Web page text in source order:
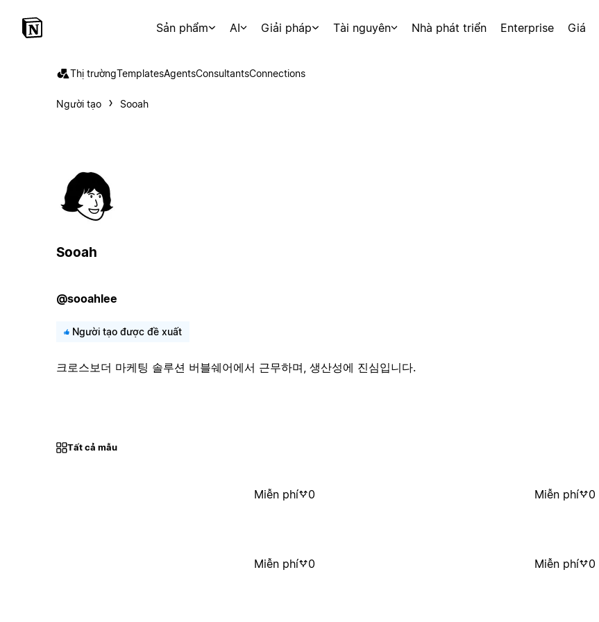
Sản phẩm AI Giải pháp Tài nguyên Nhà phát triển Enterprise Giá
Thị trườngTemplatesAgentsConsultantsConnections
Người tạo Sooah
Sooah
@sooahlee
Người tạo được đề xuất
크로스보더 마케팅 솔루션 버블쉐어에서 근무하며, 생산성에 진심입니다.
Tất cả mẫu
Miễn phí 0 Miễn phí 0
Miễn phí 0 Miễn phí 0